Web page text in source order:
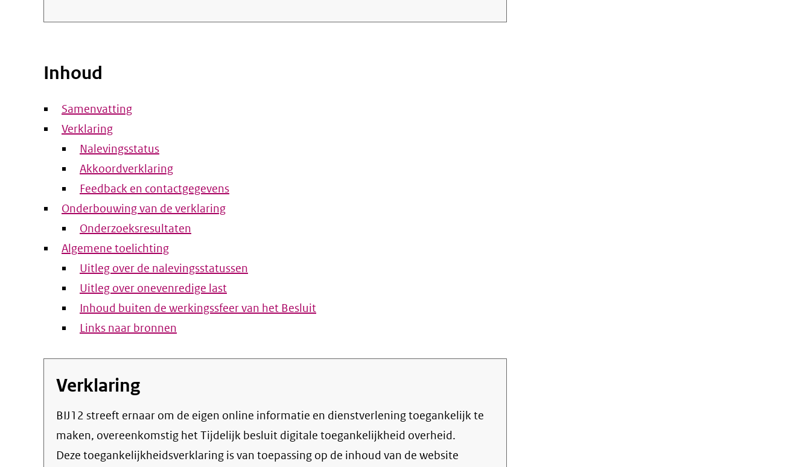
Inhoud
Samenvatting
Verklaring
Nalevingsstatus
Akkoordverklaring
Feedback en contactgegevens
Onderbouwing van de verklaring
Onderzoeksresultaten
Algemene toelichting
Uitleg over de nalevingsstatussen
Uitleg over onevenredige last
Inhoud buiten de werkingssfeer van het Besluit
Links naar bronnen
Verklaring
BIJ12 streeft ernaar om de eigen online informatie en dienstverlening toegankelijk te
maken, overeenkomstig hetTijdelijk besluit digitale toegankelijkheid overheid.
Deze toegankelijkheidsverklaring is van toepassing op de inhoud van de website